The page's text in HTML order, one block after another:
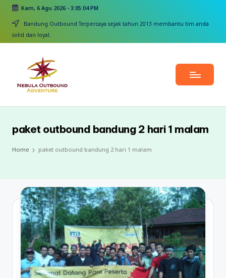
Skip
content
Kam, 6 Agu 2026- 3:05:05 PM
Bandung Outbound Terpercaya sejak tahun 2013 membantu tim anda
solid dan loyal.
paket outbound bandung 2 hari 1 malam
Home paket outbound bandung 2 hari 1 malam